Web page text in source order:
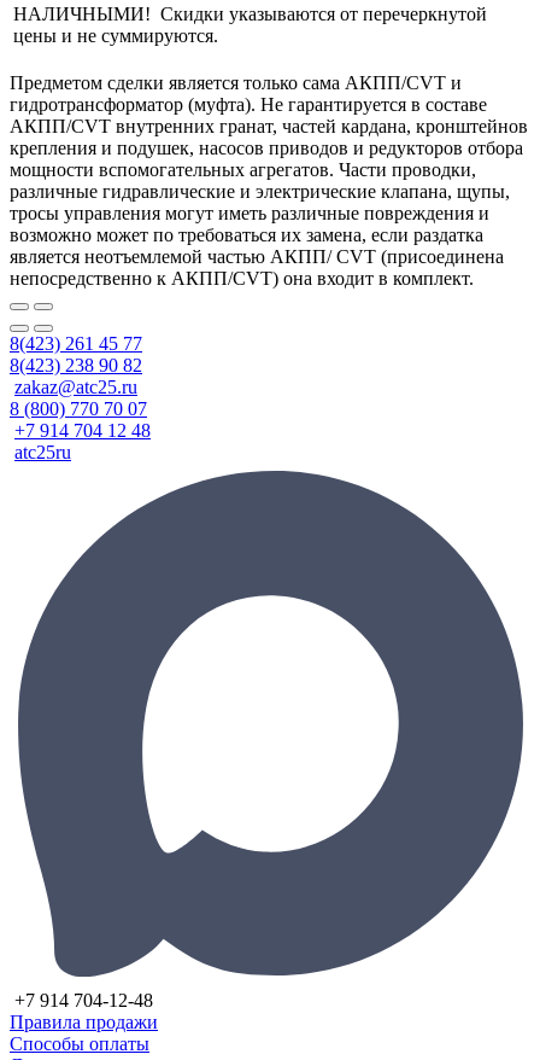
НАЛИЧНЫМИ! Скидки указываются от перечеркнутой
цены и не суммируются.
Предметом сделки является только сама АКПП/CVT и
гидротрансформатор (муфта). Не гарантируется в составе
АКПП/CVT внутренних гранат, частей кардана, кронштейнов
крепления и подушек, насосов приводов и редукторов отбора
мощности вспомогательных агрегатов. Части проводки,
различные гидравлические и электрические клапана, щупы,
тросы управления могут иметь различные повреждения и
возможно может по требоваться их замена, если раздатка
является неотъемлемой частью АКПП/ CVT (присоединена
непосредственно к АКПП/CVT) она входит в комплект.
8(423) 261 45 77
8(423) 238 90 82
zakaz@atc25.ru
8 (800) 770 70 07
+7 914 704 12 48
atc25ru
+7 914 704-12-48
Правила продажи
Способы оплаты